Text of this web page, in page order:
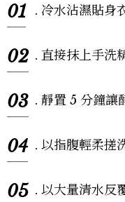
01 . 冷水沾濕貼身
02 . 直接抹上手洗
03 . 靜置 5 分鐘讓
04 . 以指腹輕柔搓
05 . 以大量清水反